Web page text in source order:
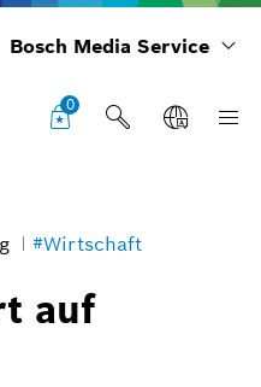
Bosch Media Service
0
#Wirtschaft
auf